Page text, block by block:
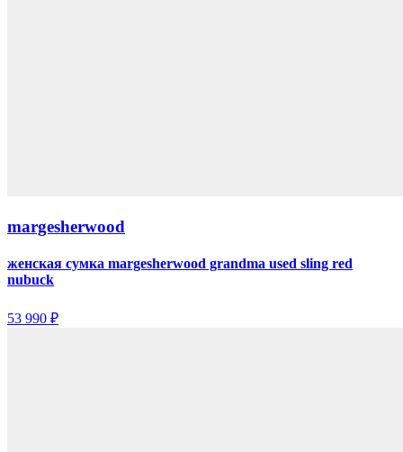
margesherwood
женская сумка margesherwood grandma used sling red
nubuck
53 990 ₽